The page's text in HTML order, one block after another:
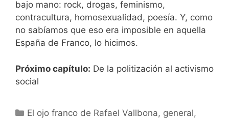
bajo mano: rock, drogas, feminismo,
contracultura, homosexualidad, poesía. Y, como
no sabíamos que eso era imposible en aquella
España de Franco, lo hicimos.
Próximo capítulo: De la politización al activismo
social
Categorías
El ojo franco de Rafael Vallbona, general,